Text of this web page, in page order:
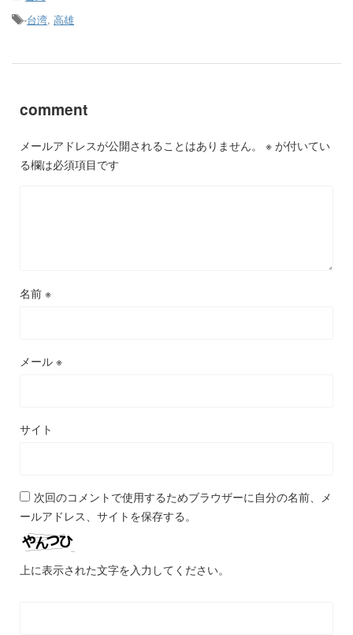
-台湾, 高雄
comment
メールアドレスが公開されることはありません。 ※ が付いてい
る欄は必須項目です
名前 ※
メール ※
サイト
次回のコメントで使用するためブラウザーに自分の名前、メ
ールアドレス、サイトを保存する。
上に表示された文字を入力してください。